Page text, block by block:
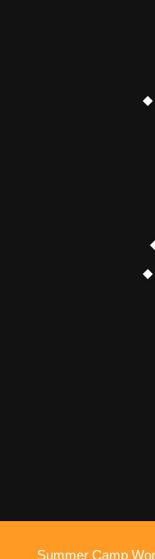
Summer Camp